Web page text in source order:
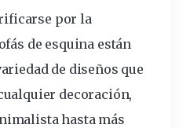
por la
de esquina están
de diseños que
decoración,
hasta más